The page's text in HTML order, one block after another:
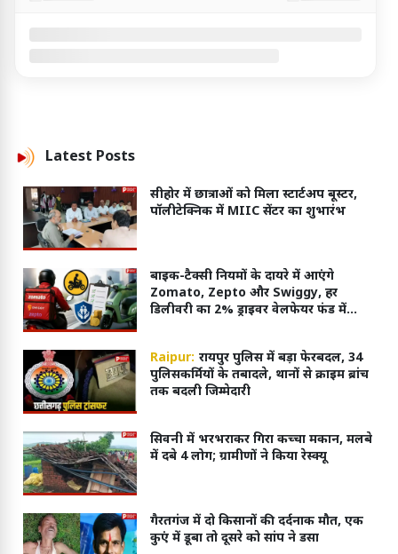
Latest Posts
सीहोर में छात्राओं को मिला स्टार्टअप बूस्टर,
पॉलीटेक्निक में MIIC सेंटर का शुभारंभ
बाइक-टैक्सी नियमों के दायरे में आएंगे
Zomato, Zepto और Swiggy, हर
डिलीवरी का 2% ड्राइवर वेलफेयर फंड में
Raipur: रायपुर पुलिस में बड़ा फेरबदल, 34
पुलिसकर्मियों के तबादले, थानों से क्राइम ब्रांच
तक बदली जिम्मेदारी
सिवनी में भरभराकर गिरा कच्चा मकान, मलबे
में दबे 4 लोग; ग्रामीणों ने किया रेस्क्यू
गैरतगंज में दो किसानों की दर्दनाक मौत, एक
कुएं में डूबा तो दूसरे को सांप ने डसा